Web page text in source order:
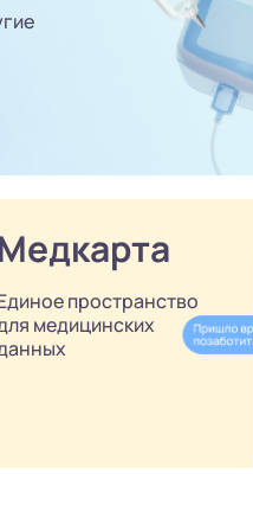
пространство
медицинских